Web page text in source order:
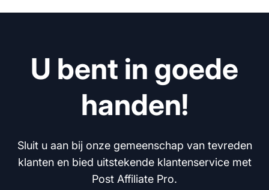
U bent in goede
handen!
Sluit u aan bij onze gemeenschap van tevreden
klanten en bied uitstekende klantenservice met
Post Affiliate Pro.